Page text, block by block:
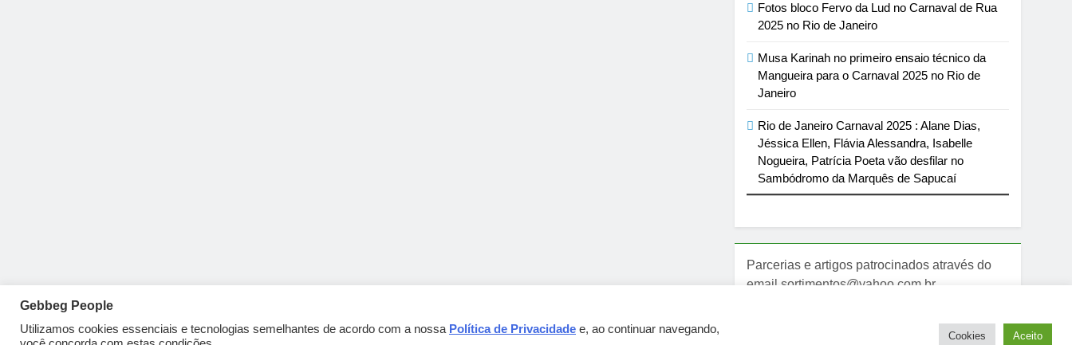
Fotos bloco Fervo da Lud no Carnaval de Rua
2025 no Rio de Janeiro
Musa Karinah no primeiro ensaio técnico da
Mangueira para o Carnaval 2025 no Rio de
Janeiro
Rio de Janeiro Carnaval 2025 : Alane Dias,
Jéssica Ellen, Flávia Alessandra, Isabelle
Nogueira, Patrícia Poeta vão desfilar no
Sambódromo da Marquês de Sapucaí
Parcerias e artigos patrocinados através do
email sortimentos@yahoo.com.br
Gebbeg Powered ByBlazeThemes
Gebbeg People
Utilizamos cookies essenciais e tecnologias semelhantes de acordo com a nossa Política de Privacidade e, ao continuar navegando,
Cookies Aceito